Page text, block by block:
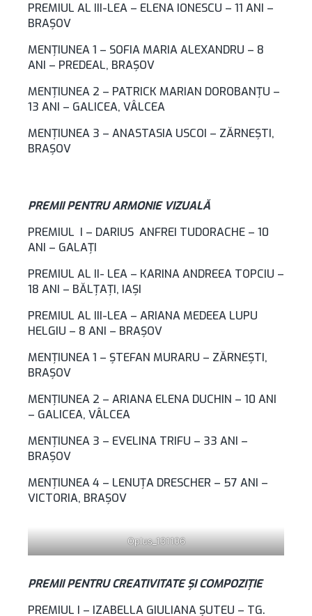
PREMIUL AL III-LEA – ELENA IONESCU – 11 ANI –
BRAŞOV
MENŢIUNEA 1 – SOFIA MARIA ALEXANDRU – 8
ANI – PREDEAL, BRAŞOV
MENŢIUNEA 2 – PATRICK MARIAN DOROBANŢU –
13 ANI – GALICEA, VÂLCEA
MENŢIUNEA 3 – ANASTASIA USCOI – ZĂRNEŞTI,
BRAŞOV
PREMII PENTRU ARMONIE VIZUALĂ
PREMIUL I – DARIUS ANFREI TUDORACHE – 10
ANI – GALAȚI
PREMIUL AL II- LEA – KARINA ANDREEA TOPCIU –
18 ANI – BĂLȚAȚI, IAȘI
PREMIUL AL III-LEA – ARIANA MEDEEA LUPU
HELGIU – 8 ANI – BRAȘOV
MENŢIUNEA 1 – ŞTEFAN MURARU – ZĂRNEŞTI,
BRAŞOV
MENŢIUNEA 2 – ARIANA ELENA DUCHIN – 10 ANI
– GALICEA, VÂLCEA
MENŢIUNEA 3 – EVELINA TRIFU – 33 ANI –
BRAŞOV
MENŢIUNEA 4 – LENUŢA DRESCHER – 57 ANI –
VICTORIA, BRAŞOV
Oplus_131106
PREMII PENTRU CREATIVITATE ȘI COMPOZIȚIE
PREMIUL I – IZABELLA GIULIANA ȘUTEU – TG.